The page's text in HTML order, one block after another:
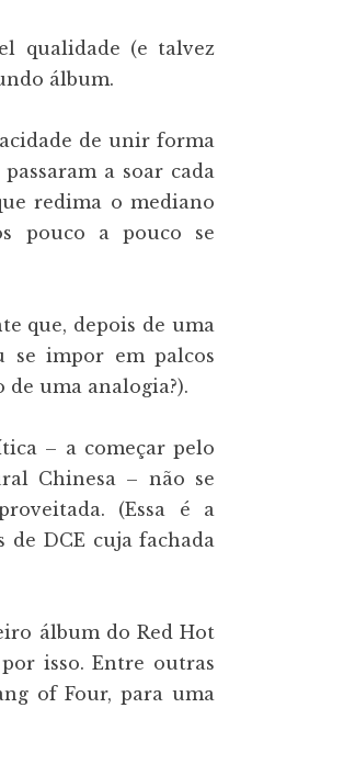
qualidade (e talvez
álbum.
de unir forma
a soar cada
redima o mediano
pouco a pouco se
que, depois de uma
se impor em palcos
uma analogia?).
– a começar pelo
Chinesa – não se
(Essa é a
de DCE cuja fachada
álbum do Red Hot
isso. Entre outras
of Four, para uma